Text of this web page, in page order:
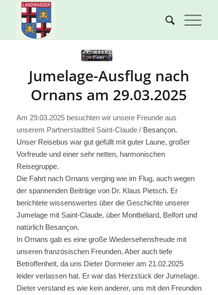
Jumelage-Ausflug nach
Ornans am 29.03.2025
Am 29.03.2025 besuchten wir unsere Freunde aus
unserem Partnerstadtteil Saint-Claude / Besançon.
Unser Reisebus war gut gefüllt mit guter Laune, großer
Vorfreude und einer sehr netten, harmonischen
Reisegruppe.
Die Fahrt nach Ornans verging wie im Flug, auch wegen
der spannenden Beiträge von Dr. Klaus Pietsch. Er
berichtete wissenswertes über die Geschichte unserer
Jumelage mit Saint-Claude, über Montbéliard, Belfort und
natürlich Besançon.
In Ornans gab es eine große Wiedersehensfreude mit
unseren französischen Freunden. Aber auch tiefe
Betroffenheit, da uns Dieter Dormeier am 21.02.2025
leider verlassen hat. Er war das Herzstück der Jumelage.
Dieter verstand es wie kein anderer, uns mit den Freunden